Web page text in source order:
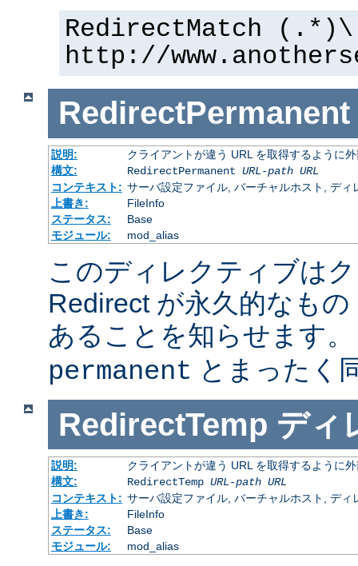
RedirectMatch
http://
RedirectPermanent
説明:
クライアントが違う URL を取得するように
構文:
RedirectPermanent URL-path URL
コンテキスト: サーバ設定ファイル, バーチャルホスト, ディ
上書き:
FileInfo
ステータス:
Base
モジュール:
mod_alias
このディレクティブは
Redirect が永久的なも
あることを知らせます
permanent とまったく
RedirectTemp ディ
説明:
クライアントが違う URL を取得するように
構文:
RedirectTemp URL-path URL
コンテキスト: サーバ設定ファイル, バーチャルホスト, ディ
上書き:
FileInfo
ステータス:
Base
モジュール:
mod_alias